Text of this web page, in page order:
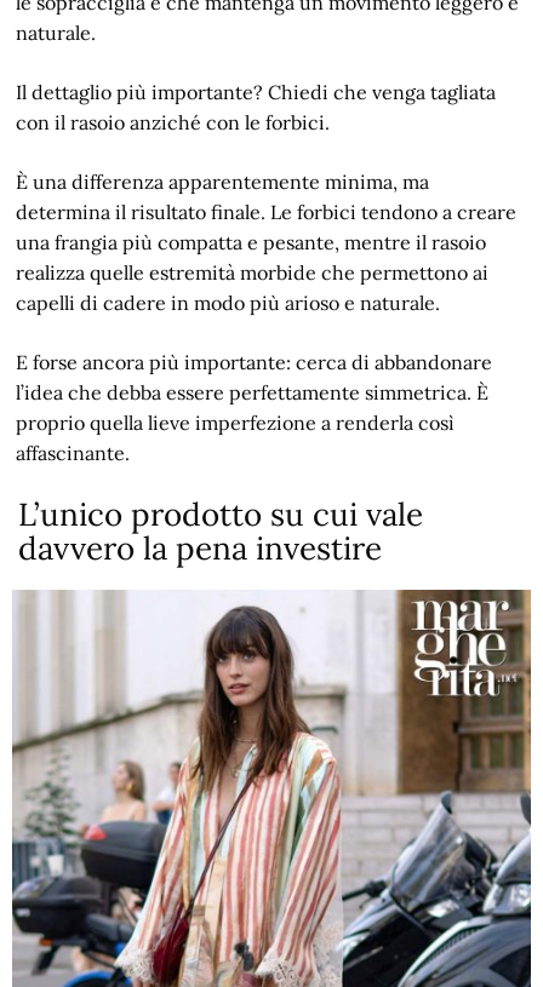
naturale.
Il dettaglio più importante? Chiedi che venga tagliata
con il rasoio anziché con le forbici.
È una differenza apparentemente minima, ma
determina il risultato finale. Le forbici tendono a creare
una frangia più compatta e pesante, mentre il rasoio
realizza quelle estremità morbide che permettono ai
capelli di cadere in modo più arioso e naturale.
E forse ancora più importante: cerca di abbandonare
l’idea che debba essere perfettamente simmetrica. È
proprio quella lieve imperfezione a renderla così
affascinante.
L’unico prodotto su cui vale
davvero la pena investire